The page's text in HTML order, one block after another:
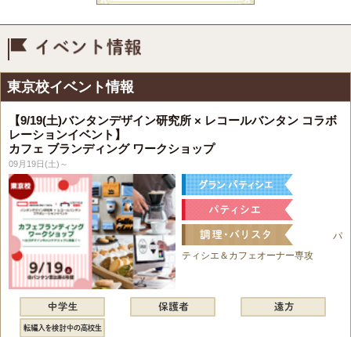
東京校イベント情報
【9/19(土)バンタンデザイン研究所 × レコールバンタン コラボ
レーションイベント】
カフェ ブランディング ワークショップ
09月19日(土)～
パ
ティシエ＆カフェオーナー専攻